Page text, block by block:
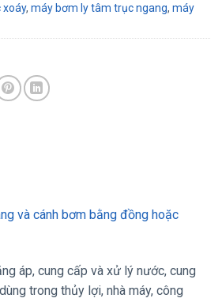
xoáy, máy bơm ly tâm trục ngang, máy
và cánh bơm bằng đồng hoặc
áp, cung cấp và xử lý nước, cung
trong thủy lợi, nhà máy, công